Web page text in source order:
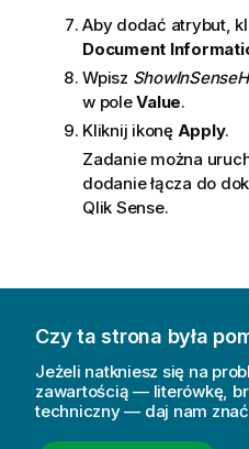
m
j
a
Aby dodać atrybut,
Document
Wpisz
w poleValue.
Kliknij ikonę Apply.
Zadanie można
dodanie łącza do
Qlik Sense.
Czy ta strona była
Jeżeli natkniesz się na
zawartością — literówkę,
techniczny — daj nam